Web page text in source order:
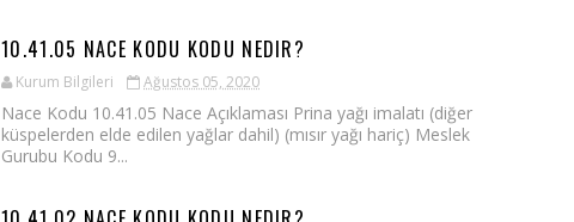
10.41.05 NACE KODU KODU NEDIR?
Kurum Bilgileri Ağustos 05, 2020
Nace Kodu 10.41.05 Nace Açıklaması Prina yağı imalatı (diğer
küspelerden elde edilen yağlar dahil) (mısır yağı hariç) Meslek
Gurubu Kodu 9...